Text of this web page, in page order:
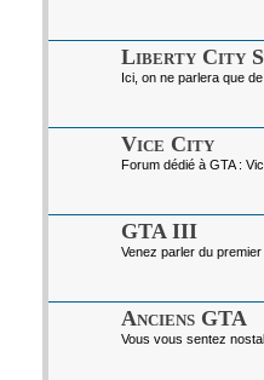
Liberty City
Ici, on ne parlera que
Vice City
Forum dédié à GTA :
GTA III
Venez parler du
Anciens GTA
Vous vous sentez